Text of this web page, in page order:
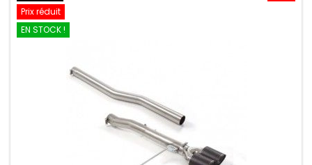
Prix réduit
EN STOCK !